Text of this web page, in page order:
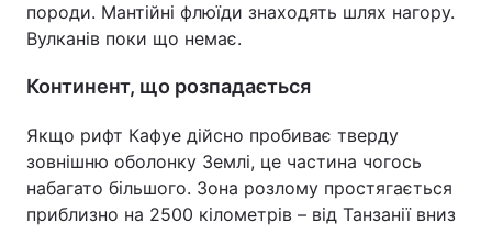
породи. Мантійні флюїди знаходять шлях нагору.
Вулканів поки що немає.
Континент, що розпадається
Якщо рифт Кафуе дійсно пробиває тверду
зовнішню оболонку Землі, це частина чогось
набагато більшого. Зона розлому простягається
приблизно на 2500 кілометрів – від Танзанії вниз